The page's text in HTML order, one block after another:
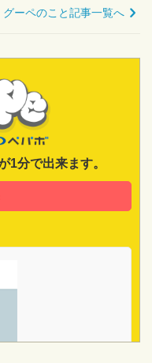
グーペのこと記事一覧へ
1分で出来ます。